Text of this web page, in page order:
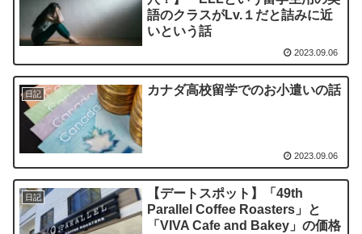
語のクラスがLv.１だと詰みに近
いという話
2023.09.06
日記 カナダ高校留学でのお小遣いの話
2023.09.06
日記
【デートスポット】「49th
Parallel Coffee Roasters」と
「VIVA Cafe and Bakey」の価格